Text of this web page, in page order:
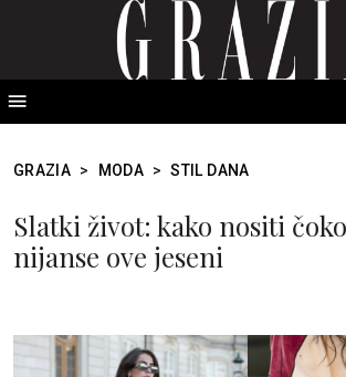
GRAZIA
GRAZIA > MODA > STIL DANA
Slatki život: kako nositi
nijanse ove jeseni